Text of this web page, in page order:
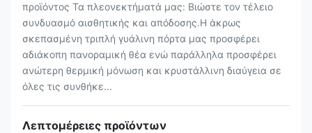
προϊόντος Τα πλεονεκτήματά μας: Βιώστε τον τέλειο
συνδυασμό αισθητικής και απόδοσης.Η άκρως
σκεπασμένη τριπλή γυάλινη πόρτα μας προσφέρει
αδιάκοπη πανοραμική θέα ενώ παράλληλα προσφέρει
ανώτερη θερμική μόνωση και κρυστάλλινη διαύγεια σε
όλες τις συνθήκε...
Λεπτομέρειες προϊόντων